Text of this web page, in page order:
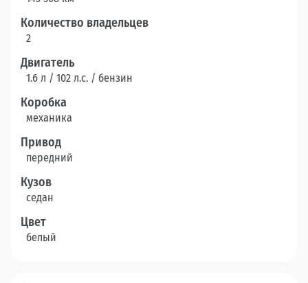
Количество владельцев
2
Двигатель
1.6 л / 102 л.c. / бензин
Коробка
механика
Привод
передний
Кузов
седан
Цвет
белый